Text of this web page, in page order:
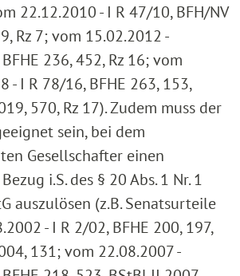
22.12.2010 - I R 47/10, BFH/NV
Rz 7; vom 15.02.2012 -
236, 452, Rz 16; vom
- I R 78/16, BFHE 263, 153,
570, Rz 17). Zudem muss der
sein, bei dem
Gesellschafter einen
i.S. des § 20 Abs. 1 Nr. 1
auszulösen (z.B. Senatsurteile
- I R 2/02, BFHE 200, 197,
131; vom 22.08.2007 -